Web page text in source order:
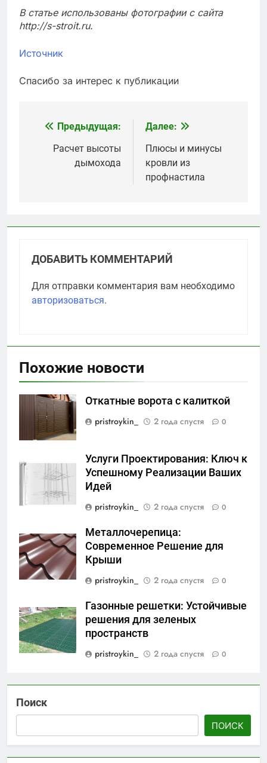
В статье использованы фотографии с сайта
http://s-stroit.ru.
Источник
Спасибо за интерес к публикации
Навигация
записям
Предыдущая:
Расчет высоты
дымохода
Далее:
Плюсы и минусы
кровли из
профнастила
ДОБАВИТЬ КОММЕНТАРИЙ
Для отправки комментария вам необходимо
авторизоваться.
Похожие новости
Откатные ворота с калиткой
pristroykin_
2 года спустя 0
Услуги Проектирования: Ключ к
Успешному Реализации Ваших
Идей
pristroykin_
2 года спустя 0
Металлочерепица:
Современное Решение для
Крыши
pristroykin_
2 года спустя 0
Газонные решетки: Устойчивые
решения для зеленых
пространств
pristroykin_
2 года спустя 0
Поиск
ПОИСК